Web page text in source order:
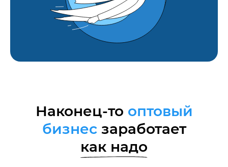
Наконец-то оптовый
бизнесзаработает
как надо